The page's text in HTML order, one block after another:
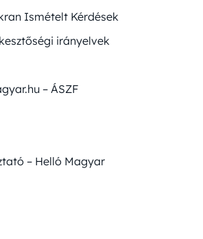
Ismételt Kérdések
irányelvek
– ÁSZF
– Helló Magyar